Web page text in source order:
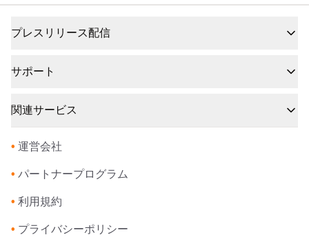
プレスリリース配信
サポート
関連サービス
• 運営会社
• パートナープログラム
• 利用規約
• プライバシーポリシー